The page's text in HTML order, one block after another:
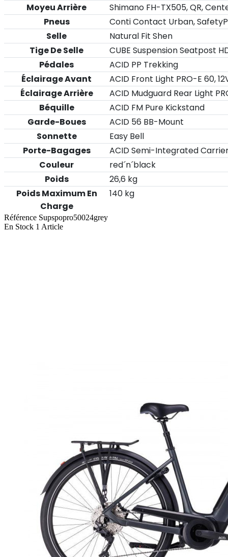
Moyeu Arrière
Shimano FH-TX505, QR,
Pneus
Conti Contact Urban,
Selle
Natural Fit Shen
Tige De Selle
CUBE Suspension Seatpost
Pédales
ACID PP Trekking
Éclairage Avant
ACID Front Light PRO-E 60,
Éclairage Arrière
ACID Mudguard Rear Light
Béquille
ACID FM Pure Kickstand
Garde-Boues
ACID 56 BB-Mount
Sonnette
Easy Bell
Porte-Bagages
ACID Semi-Integrated
Couleur
red´n´black
Poids
26,6 kg
Poids Maximum En
Charge
140 kg
Référence Supspopro50024grey
En Stock 1 Article